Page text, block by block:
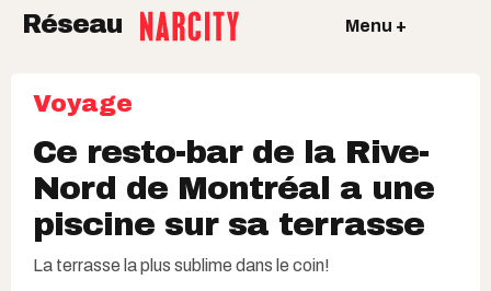
Réseau Menu +
Voyage
Ce resto-bar de la Rive-
Nord de Montréal a une
piscine sur sa terrasse
La terrasse la plus sublime dans le coin!